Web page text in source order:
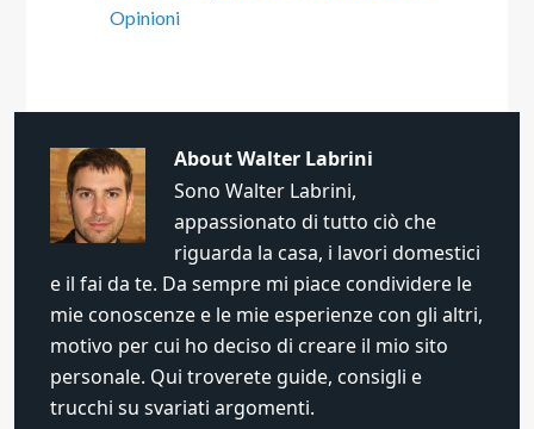
Opinioni
AboutWalter Labrini
Sono Walter Labrini,
appassionato di tutto ciò che
riguarda la casa, i lavori domestici
e il fai da te. Da sempre mi piace condividere le
mie conoscenze e le mie esperienze con gli altri,
motivo per cui ho deciso di creare il mio sito
personale. Qui troverete guide, consigli e
trucchi su svariati argomenti.